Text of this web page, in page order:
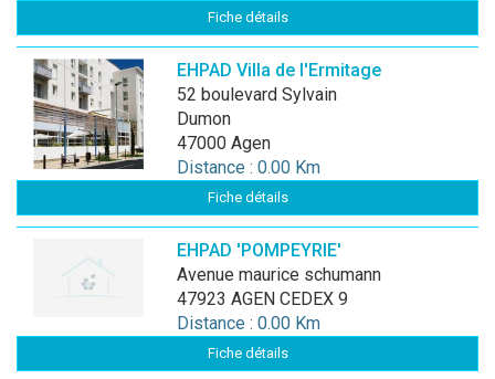
Fiche détails
EHPAD Villa de l'Ermitage
52 boulevard Sylvain
Dumon
47000 Agen
Distance : 0.00 Km
Fiche détails
EHPAD 'POMPEYRIE'
avenue maurice schumann
47923 AGEN CEDEX 9
Distance : 0.00 Km
Fiche détails